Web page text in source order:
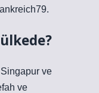
ve
ve